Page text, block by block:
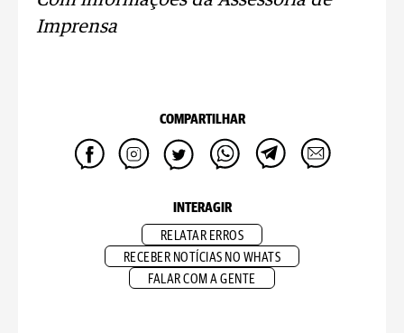
Imprensa
COMPARTILHAR
INTERAGIR
RELATAR ERROS
RECEBER NOTÍCIAS NO WHATS
FALAR COM A GENTE